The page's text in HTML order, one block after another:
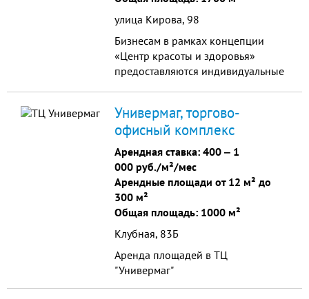
ремни), отдел молодёжной
одежды, отдел мужской одежды
«GoldMen», парикмахерская сеть
«СТИЛЯГИ»). - третий этаж
(Администрация, ОФИСЫ, детское
обучение (анг. язык WELL Club,
развитие ребёнка "ИСТОЧНИК", сет.
маркет. "FABERLIK", сеть услуг
здоровья «НУГА БЕСТ»). Низкая
арендная ставка. Приглашаем
арендаторов с опытом работы
(франшизой).
улица Кирова, 98
Бизнесам в рамках концепции
«Центр красоты и здоровья»
предоставляются индивидуальные
Помещения от 14 до 115 кв.м. с
возможностью объединения. -
Высота потолков: 2,7 - 4,12 м -
Предчистовая отделка помещений
- Дизайнерская отделка
центрального холла
Универмаг, торгово-
офисный комплекс
Арендная ставка: 400 ‒ 1
000 руб./м²/мес
Арендные площади от 12 м² до
300 м²
Общая площадь: 1000 м²
Клубная, 83Б
Аренда площадей в ТЦ
"Универмаг"